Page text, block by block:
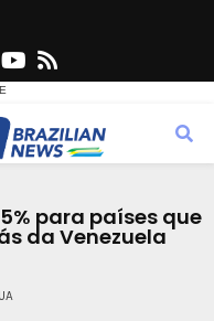
G
Y
u
t
b
s
para países que
da Venezuela